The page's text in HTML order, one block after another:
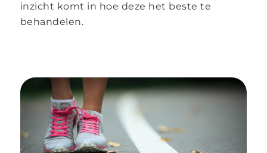
inzicht komt in hoe deze het beste te
behandelen.